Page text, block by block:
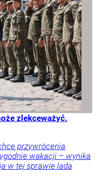
zlekceważyć.
przywrócenia
wakacji – wynika
w tej sprawie lada